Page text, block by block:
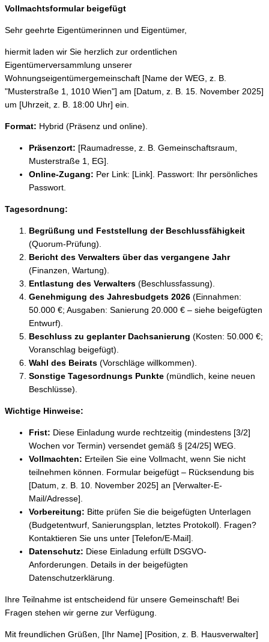
Vollmachtsformular beigefügt
Sehr geehrte Eigentümerinnen und Eigentümer,
hiermit laden wir Sie herzlich zur ordentlichen
Eigentümerversammlung unserer
Wohnungseigentümergemeinschaft [Name der WEG, z. B.
"Musterstraße 1, 1010 Wien"] am [Datum, z. B. 15. November 2025]
um [Uhrzeit, z. B. 18:00 Uhr] ein.
Format: Hybrid (Präsenz und online).
Präsenzort: [Raumadresse, z. B. Gemeinschaftsraum,
Musterstraße 1, EG].
Online-Zugang: Per Link: [Link]. Passwort: Ihr persönliches
Passwort.
Tagesordnung:
Begrüßung und Feststellung der Beschlussfähigkeit
(Quorum-Prüfung).
Bericht des Verwalters über das vergangene Jahr
(Finanzen, Wartung).
Entlastung des Verwalters (Beschlussfassung).
Genehmigung des Jahresbudgets 2026 (Einnahmen:
50.000 €; Ausgaben: Sanierung 20.000 € – siehe beigefügten
Entwurf).
Beschluss zu geplanter Dachsanierung (Kosten: 50.000 €;
Voranschlag beigefügt).
Wahl des Beirats (Vorschläge willkommen).
Sonstige Tagesordnungs Punkte (mündlich, keine neuen
Beschlüsse).
Wichtige Hinweise:
Frist: Diese Einladung wurde rechtzeitig (mindestens [3/2]
Wochen vor Termin) versendet gemäß § [24/25] WEG.
Vollmachten: Erteilen Sie eine Vollmacht, wenn Sie nicht
teilnehmen können. Formular beigefügt – Rücksendung bis
[Datum, z. B. 10. November 2025] an [Verwalter-E-
Mail/Adresse].
Vorbereitung: Bitte prüfen Sie die beigefügten Unterlagen
(Budgetentwurf, Sanierungsplan, letztes Protokoll). Fragen?
Kontaktieren Sie uns unter [Telefon/E-Mail].
Datenschutz: Diese Einladung erfüllt DSGVO-
Anforderungen. Details in der beigefügten
Datenschutzerklärung.
Ihre Teilnahme ist entscheidend für unsere Gemeinschaft! Bei
Fragen stehen wir gerne zur Verfügung.
Mit freundlichen Grüßen, [Ihr Name] [Position, z. B. Hausverwalter]